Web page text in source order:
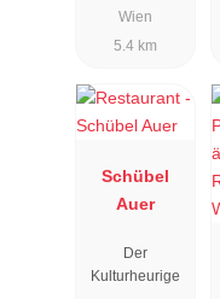
Wien
5.4 km
Schübel
Auer
Der
Kulturheurige